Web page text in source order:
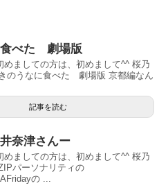
食べた 劇場版
めましての方は、初めまして^^ 桜乃
のうなに食べた 劇場版 京都編なん
記事を読む
奈津さんー
めましての方は、初めまして^^ 桜乃
パーソナリティの
の ...